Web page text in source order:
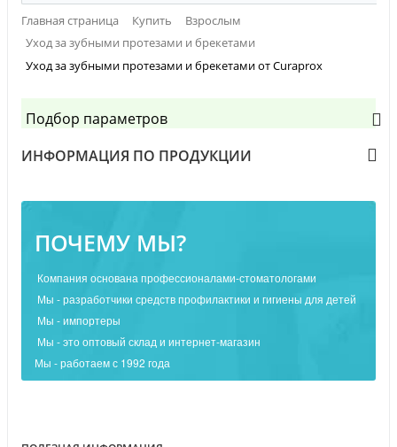
Главная страница Купить
Взрослым
Уход за зубными протезами и брекетами
Уход за зубными протезами и брекетами от Curaprox
Подбор параметров
ИНФОРМАЦИЯ ПО ПРОДУКЦИИ
ПОЧЕМУ МЫ?
Компания основана профессионалами-стоматологами
Мы - разработчики средств профилактики и гигиены для детей
Мы - импортеры
Мы - это оптовый склад и интернет-магазин
Мы - работаем с 1992 года